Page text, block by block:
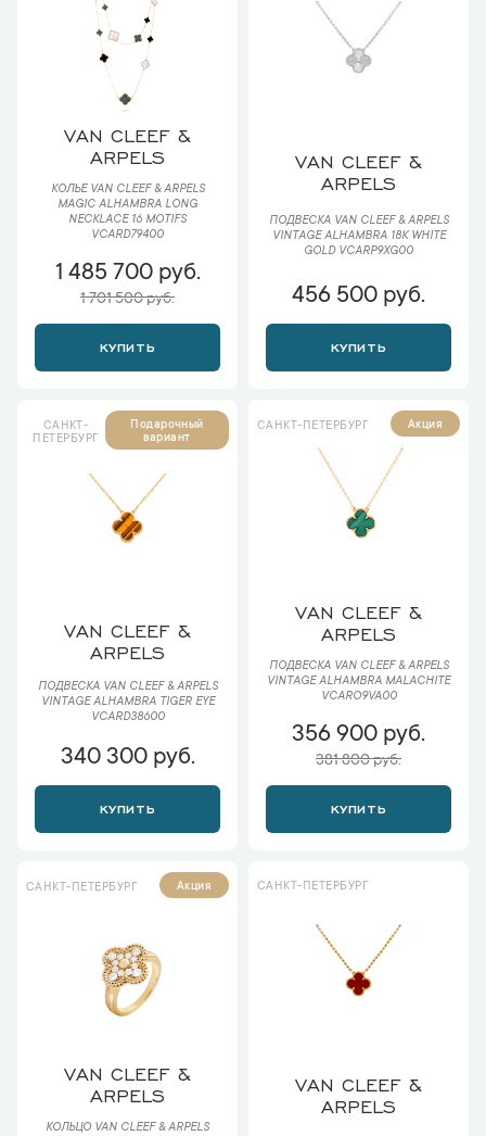
VAN CLEEF &
ARPELS
КОЛЬЕ VAN CLEEF & ARPELS
MAGIC ALHAMBRA LONG
NECKLACE 16 MOTIFS
VCARD79400
1 485 700 руб.
1 701 500 руб.
КУПИТЬ
VAN CLEEF &
ARPELS
ПОДВЕСКА VAN CLEEF & ARPELS
VINTAGE ALHAMBRA 18K WHITE
GOLD VCARP9XG00
456 500 руб.
КУПИТЬ
САНКТ-
ПЕТЕРБУРГ
Подарочный
вариант
VAN CLEEF &
ARPELS
ПОДВЕСКА VAN CLEEF & ARPELS
VINTAGE ALHAMBRA TIGER EYE
VCARD38600
340 300 руб.
КУПИТЬ
САНКТ-ПЕТЕРБУРГ Акция
VAN CLEEF &
ARPELS
ПОДВЕСКА VAN CLEEF & ARPELS
VINTAGE ALHAMBRA MALACHITE
VCARO9VA00
356 900 руб.
381 800 руб.
КУПИТЬ
САНКТ-ПЕТЕРБУРГ Акция
VAN CLEEF &
ARPELS
КОЛЬЦО VAN CLEEF & ARPELS
САНКТ-ПЕТЕРБУРГ
VAN CLEEF &
ARPELS